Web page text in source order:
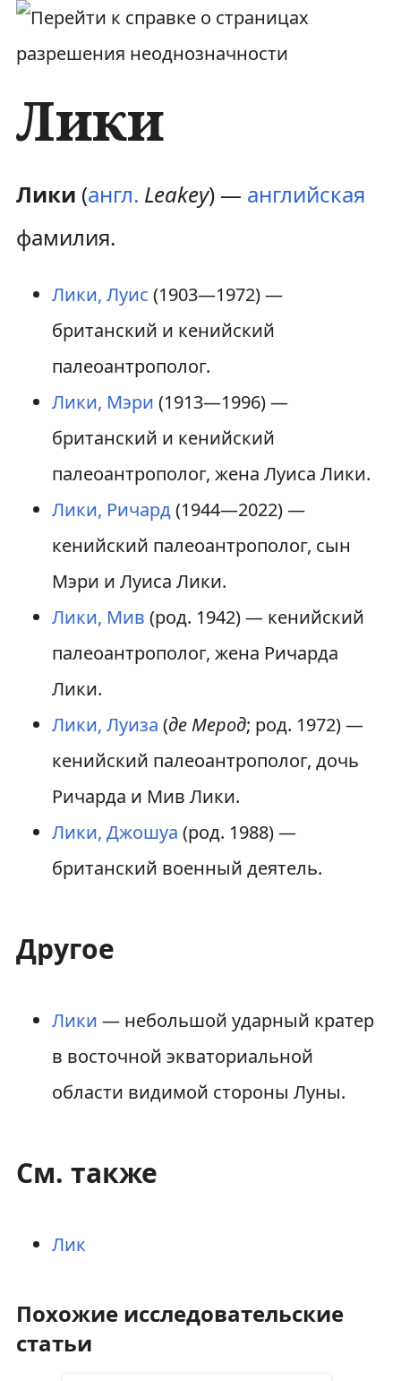
Лики
П
е
П
е
Лики (англ. Leakey) — английская
фамилия.
Лики, Луис (1903—1972) —
британский и кенийский
палеоантрополог.
Лики, Мэри (1913—1996) —
британский и кенийский
палеоантрополог, жена Луиса Лики.
Лики, Ричард(1944—2022) —
кенийский палеоантрополог, сын
Мэри и Луиса Лики.
Лики, Мив (род. 1942) — кенийский
палеоантрополог, жена Ричарда
Лики.
Лики, Луиза (де Мерод; род. 1972) —
кенийский палеоантрополог, дочь
Ричарда и Мив Лики.
Лики, Джошуа (род. 1988) —
британский военный деятель.
Другое
Лики — небольшой ударный кратер
в восточной экваториальной
области видимой стороны Луны.
См. также
Лик
Похожие исследовательские
статьи